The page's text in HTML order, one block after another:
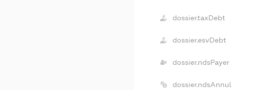
dossier.taxDebt
dossier.esvDebt
dossier.ndsPayer
dossier.ndsAnnul